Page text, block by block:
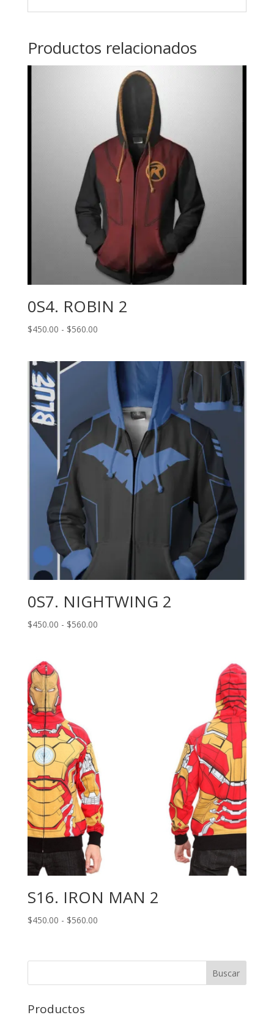
Productos relacionados
0S4. ROBIN 2
$450.00 - $560.00Rango
desde
$450.00
hasta
$560.00
0S7. NIGHTWING 2
$450.00 - $560.00Rango
S16. IRON MAN 2
$450.00 - $560.00Rango
desde
Buscar
Productos